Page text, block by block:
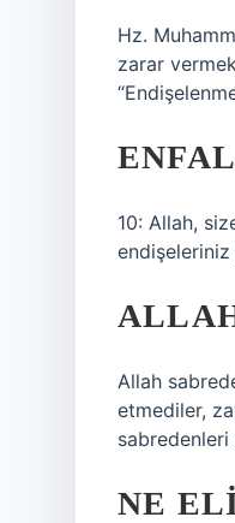
Hz.
zarar
10: Allah,
endişeleriniz
Allah
etmediler,
sabredenleri
NE